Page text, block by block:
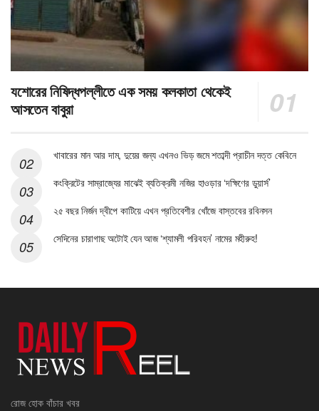
যশোরের নিষিদ্ধপল্লীতে এক সময় কলকাতা থেকেই
আসতেন বাবুরা
খাবারের মান আর দাম, দুয়ের জন্য এখনও ভিড় জমে শতাব্দী প্রাচীন দত্ত কেবিনে
কংক্রিটের সাম্রাজ্যের মাঝেই ব্যতিক্রমী নজির হাওড়ার ‘দক্ষিণের ডুয়ার্স’
২৫ বছর নির্জন দ্বীপে কাটিয়ে এখন প্রতিবেশীর খোঁজে বাস্তবের রবিনসন
সেদিনের চারাগাছ অটোই যেন আজ ‘শ্যামলী পরিবহন’ নামের মহীরুহ!
রোজ হোক বাঁচার খবর